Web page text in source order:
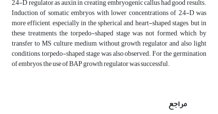
2,4-D regulator as auxin in creating embryogenic callus had good results.
Induction of somatic embryos with lower concentrations of 2,4-D was
more efficient, especially in the spherical and heart-shaped stages, but in
these treatments, the torpedo-shaped stage was not formed, which by
transfer to MS culture medium without growth regulator and also light
conditions, torpedo-shaped stage was also observed. For the germination
of embryos, the use of BAP growth regulator was successful.
مراجع